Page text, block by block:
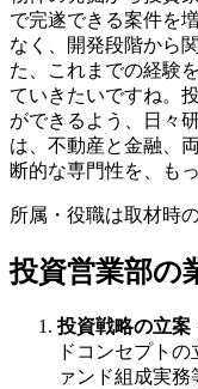
で完遂できる案件を
なく、開発段階から
た、これまでの経験
ていきたいですね。
ができるよう、日々
は、不動産と金融、
断的な専門性を、も
所属・役職は取材時
投資営業部の
投資戦略の立案
ドコンセプト
ァンド組成実務